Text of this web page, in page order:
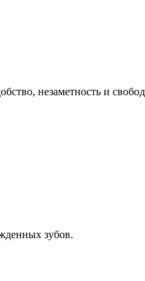
незаметность и
зубов.